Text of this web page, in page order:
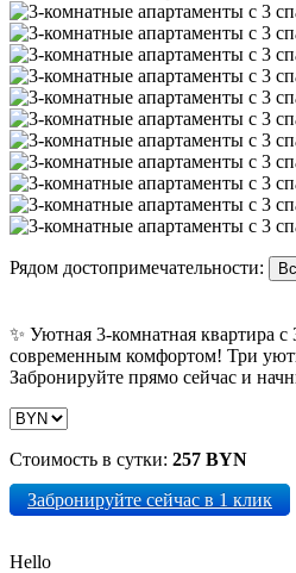
Рядом достопримечательности:
✨ Уютная 3-комнатная квартира
современным комфортом! Три
Забронируйте прямо сейчас и
Стоимость в сутки: 257 BYN
Забронируйте сейчас в 1 клик
Hello